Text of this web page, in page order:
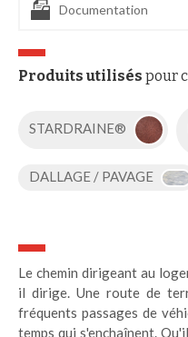
Documentation
Produits utilisés pour
STARDRAINE®
DALLAGE / PAVAGE
Le chemin dirigeant au
il dirige. Une route de
fréquents passages de
temps qui s'enchaînent.